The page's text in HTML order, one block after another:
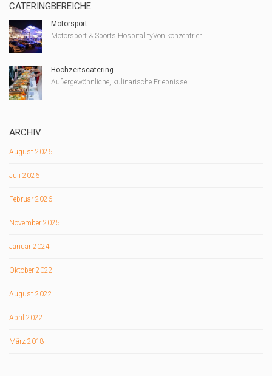
CATERINGBEREICHE
Motorsport
Motorsport & Sports HospitalityVon konzentrier...
Hochzeitscatering
Außergewöhnliche, kulinarische Erlebnisse ...
ARCHIV
August 2026
Juli 2026
Februar 2026
November 2025
Januar 2024
Oktober 2022
August 2022
April 2022
März 2018